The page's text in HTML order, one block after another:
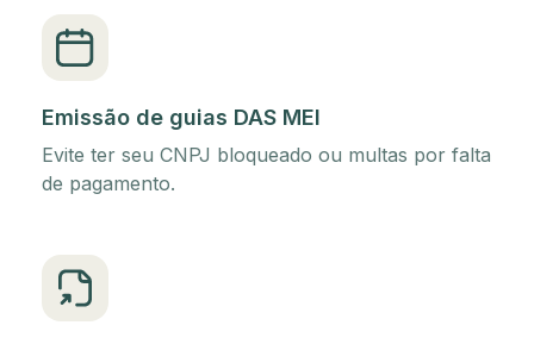
Emissão de guias DAS MEI
Evite ter seu CNPJ bloqueado ou multas por falta
de pagamento.